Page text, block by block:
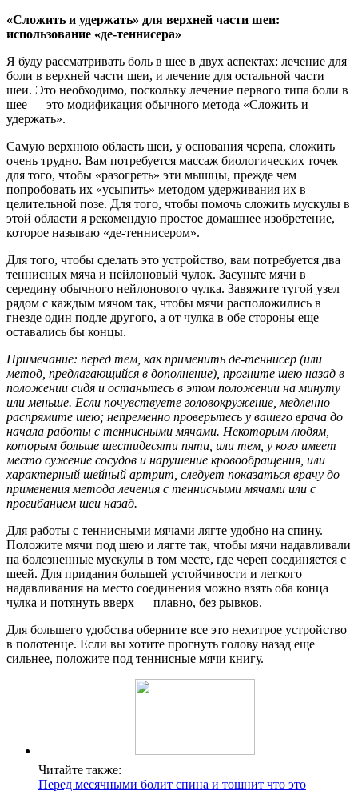
«Сложить и удержать» для верхней части шеи:
использование «де-теннисера»
Я буду рассматривать боль в шее в двух аспектах: лечение для
боли в верхней части шеи, и лечение для остальной части
шеи. Это необходимо, поскольку лечение первого типа боли в
шее — это модификация обычного метода «Сложить и
удержать».
Самую верхнюю область шеи, у основания черепа, сложить
очень трудно. Вам потребуется массаж биологических точек
для того, чтобы «разогреть» эти мышцы, прежде чем
попробовать их «усыпить» методом удерживания их в
целительной позе. Для того, чтобы помочь сложить мускулы в
этой области я рекомендую простое домашнее изобретение,
которое называю «де-теннисером».
Для того, чтобы сделать это устройство, вам потребуется два
теннисных мяча и нейлоновый чулок. Засуньте мячи в
середину обычного нейлонового чулка. Завяжите тугой узел
рядом с каждым мячом так, чтобы мячи расположились в
гнезде один подле другого, а от чулка в обе стороны еще
оставались бы концы.
Примечание: перед тем, как применить де-теннисер (или
метод, предлагающийся в дополнение), прогните шею назад в
положении сидя и останьтесь в этом положении на минуту
или меньше. Если почувствуете головокружение, медленно
распрямите шею; непременно проверьтесь у вашего врача до
начала работы с теннисными мячами. Некоторым людям,
которым больше шестидесяти пяти, или тем, у кого имеет
место сужение сосудов и нарушение кровообращения, или
характерный шейный артрит, следует показаться врачу до
применения метода лечения с теннисными мячами или с
прогибанием шеи назад.
Для работы с теннисными мячами лягте удобно на спину.
Положите мячи под шею и лягте так, чтобы мячи надавливали
на болезненные мускулы в том месте, где череп соединяется с
шеей. Для придания большей устойчивости и легкого
надавливания на место соединения можно взять оба конца
чулка и потянуть вверх — плавно, без рывков.
Для большего удобства оберните все это нехитрое устройство
в полотенце. Если вы хотите прогнуть голову назад еще
сильнее, положите под теннисные мячи книгу.
Читайте также:
Перед месячными болит спина и тошнит что это